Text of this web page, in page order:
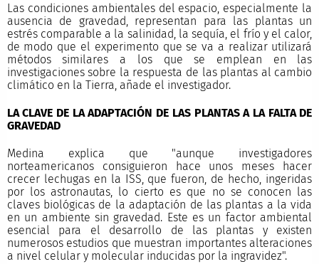
Las condiciones ambientales del espacio, especialmente la
ausencia de gravedad, representan para las plantas un
estrés comparable a la salinidad, la sequía, el frío y el calor,
de modo que el experimento que se va a realizar utilizará
métodos similares a los que se emplean en las
investigaciones sobre la respuesta de las plantas al cambio
climático en la Tierra, añade el investigador.
LA CLAVE DE LA ADAPTACIÓN DE LAS PLANTAS A LA FALTA DE
GRAVEDAD
Medina explica que "aunque investigadores
norteamericanos consiguieron hace unos meses hacer
crecer lechugas en la ISS, que fueron, de hecho, ingeridas
por los astronautas, lo cierto es que no se conocen las
claves biológicas de la adaptación de las plantas a la vida
en un ambiente sin gravedad. Este es un factor ambiental
esencial para el desarrollo de las plantas y existen
numerosos estudios que muestran importantes alteraciones
a nivel celular y molecular inducidas por la ingravidez".